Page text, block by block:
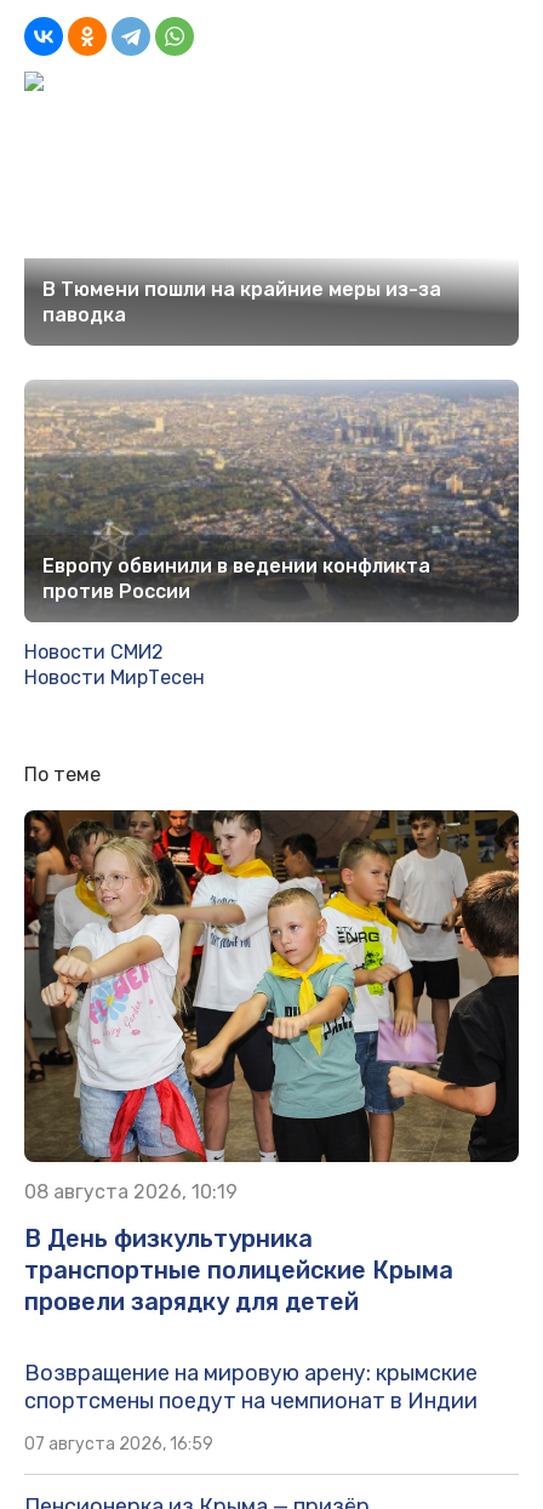
В Тюмени пошли на крайние меры из-за
паводка
Европу обвинили в ведении конфликта
против России
Новости СМИ2
Новости МирТесен
По теме
08 августа 2026, 10:19
В День физкультурника
транспортные полицейские Крыма
провели зарядку для детей
Возвращение на мировую арену: крымские
спортсмены поедут на чемпионат в Индии
07 августа 2026, 16:59